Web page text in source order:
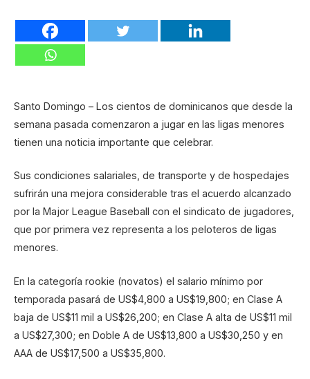
Santo Domingo – Los cientos de dominicanos que desde la
semana pasada comenzaron a jugar en las ligas menores
tienen una noticia importante que celebrar.
Sus condiciones salariales, de transporte y de hospedajes
sufrirán una mejora considerable tras el acuerdo alcanzado
por la Major League Baseball con el sindicato de jugadores,
que por primera vez representa a los peloteros de ligas
menores.
En la categoría rookie (novatos) el salario mínimo por
temporada pasará de US$4,800 a US$19,800; en Clase A
baja de US$11 mil a US$26,200; en Clase A alta de US$11 mil
a US$27,300; en Doble A de US$13,800 a US$30,250 y en
AAA de US$17,500 a US$35,800.